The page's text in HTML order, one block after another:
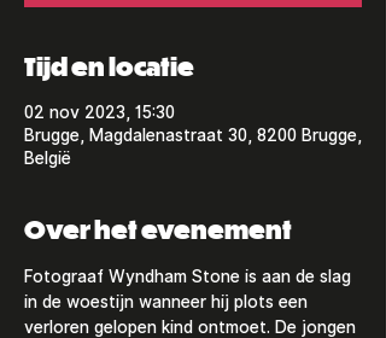
Tijd en locatie
02 nov 2023, 15:30
Brugge, Magdalenastraat 30, 8200 Brugge,
België
Over het evenement
Fotograaf Wyndham Stone is aan de slag
in de woestijn wanneer hij plots een
verloren gelopen kind ontmoet. De jongen